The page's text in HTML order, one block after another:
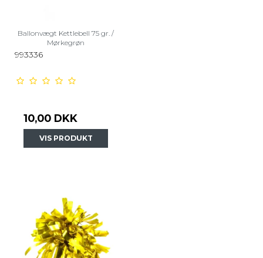
Ballonvægt Kettlebell 75 gr. /
Mørkegrøn
993336
10,00 DKK
VIS PRODUKT